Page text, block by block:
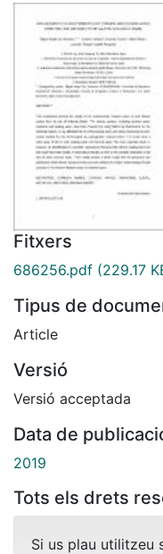
Fitxers
686256.pdf (229.17
Tipus de
Article
Versió
Versió acceptada
Data de
2019
Tots els drets
Si us plau utilitzeu